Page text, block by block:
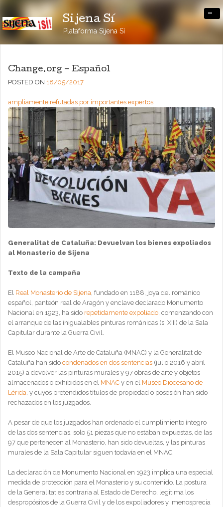
Sijena Sí
Plataforma Sijena Sí
-
Change.org – Español
POSTED ON 18/05/2017
ampliamente refutadas por importantes expertos
Generalitat de Cataluña: Devuelvan los bienes expoliados
al Monasterio de Sijena
Texto de la campaña
El Real Monasterio de Sijena, fundado en 1188, joya del románico
español, panteón real de Aragón y enclave declarado Monumento
Nacional en 1923, ha sido repetidamente expoliado, comenzando con
el arranque de las inigualables pinturas románicas (s. XIII) de la Sala
Capitular durante la Guerra Civil.
El Museo Nacional de Arte de Cataluña (MNAC) y la Generalitat de
Cataluña han sido condenados en dos sentencias (julio 2016 y abril
2015) a devolver las pinturas murales y 97 obras de arte y objetos
almacenados o exhibidos en el MNAC y en el Museo Diocesano de
Lérida, y cuyos pretendidos títulos de propiedad o posesión han sido
rechazados en los juzgados.
A pesar de que los juzgados han ordenado el cumplimiento íntegro
de las dos sentencias, solo 51 piezas que no estaban expuestas, de las
97 que pertenecen al Monasterio, han sido devueltas, y las pinturas
murales de la Sala Capitular siguen todavía en el MNAC.
La declaración de Monumento Nacional en 1923 implica una especial
medida de protección para el Monasterio y su contenido. La postura
de la Generalitat es contraria al Estado de Derecho, legitima los
despropósitos de la Guerra Civil y de los expoliadores y menosprecia